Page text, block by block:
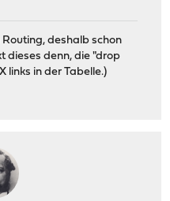
deshalb schon
dieses denn, die "drop
links in der Tabelle.)